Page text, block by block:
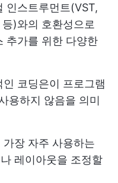
인스트루먼트(VST,
)와의 호환성으로
추가를 위한 다양한
코딩은이 프로그램
용하지 않음을 의미
장 자주 사용하는
레이아웃을 조정할